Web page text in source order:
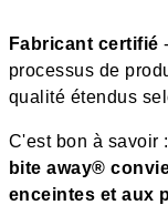
Fabricant certifié
processus de
qualité étendus
C'est bon à savoir :
bite away®
enceintes et aux